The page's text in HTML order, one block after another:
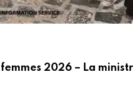
2026 – La